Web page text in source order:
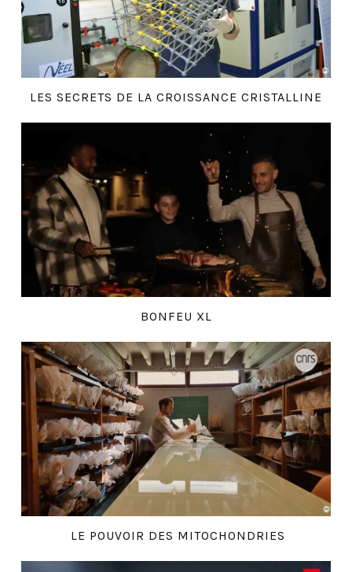
LES SECRETS DE LA CROISSANCE CRISTALLINE
BONFEU XL
LE POUVOIR DES MITOCHONDRIES